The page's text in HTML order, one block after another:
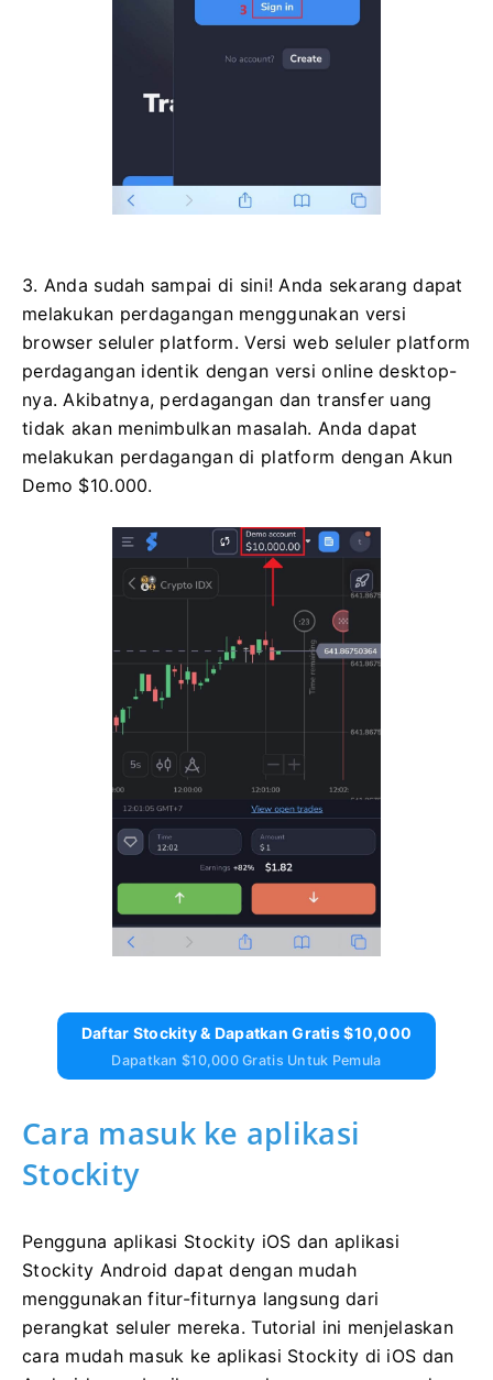
3. Anda sudah sampai di sini! Anda sekarang dapat
melakukan perdagangan menggunakan versi
browser seluler platform. Versi web seluler platform
perdagangan identik dengan versi online desktop-
nya. Akibatnya, perdagangan dan transfer uang
tidak akan menimbulkan masalah. Anda dapat
melakukan perdagangan di platform dengan Akun
Demo $10.000.
Daftar Stockity & Dapatkan Gratis $10,000
Dapatkan $10,000 Gratis Untuk Pemula
Cara masuk ke aplikasi
Stockity
Pengguna aplikasi Stockity iOS dan aplikasi
Stockity Android dapat dengan mudah
menggunakan fitur-fiturnya langsung dari
perangkat seluler mereka. Tutorial ini menjelaskan
cara mudah masuk ke aplikasi Stockity di iOS dan